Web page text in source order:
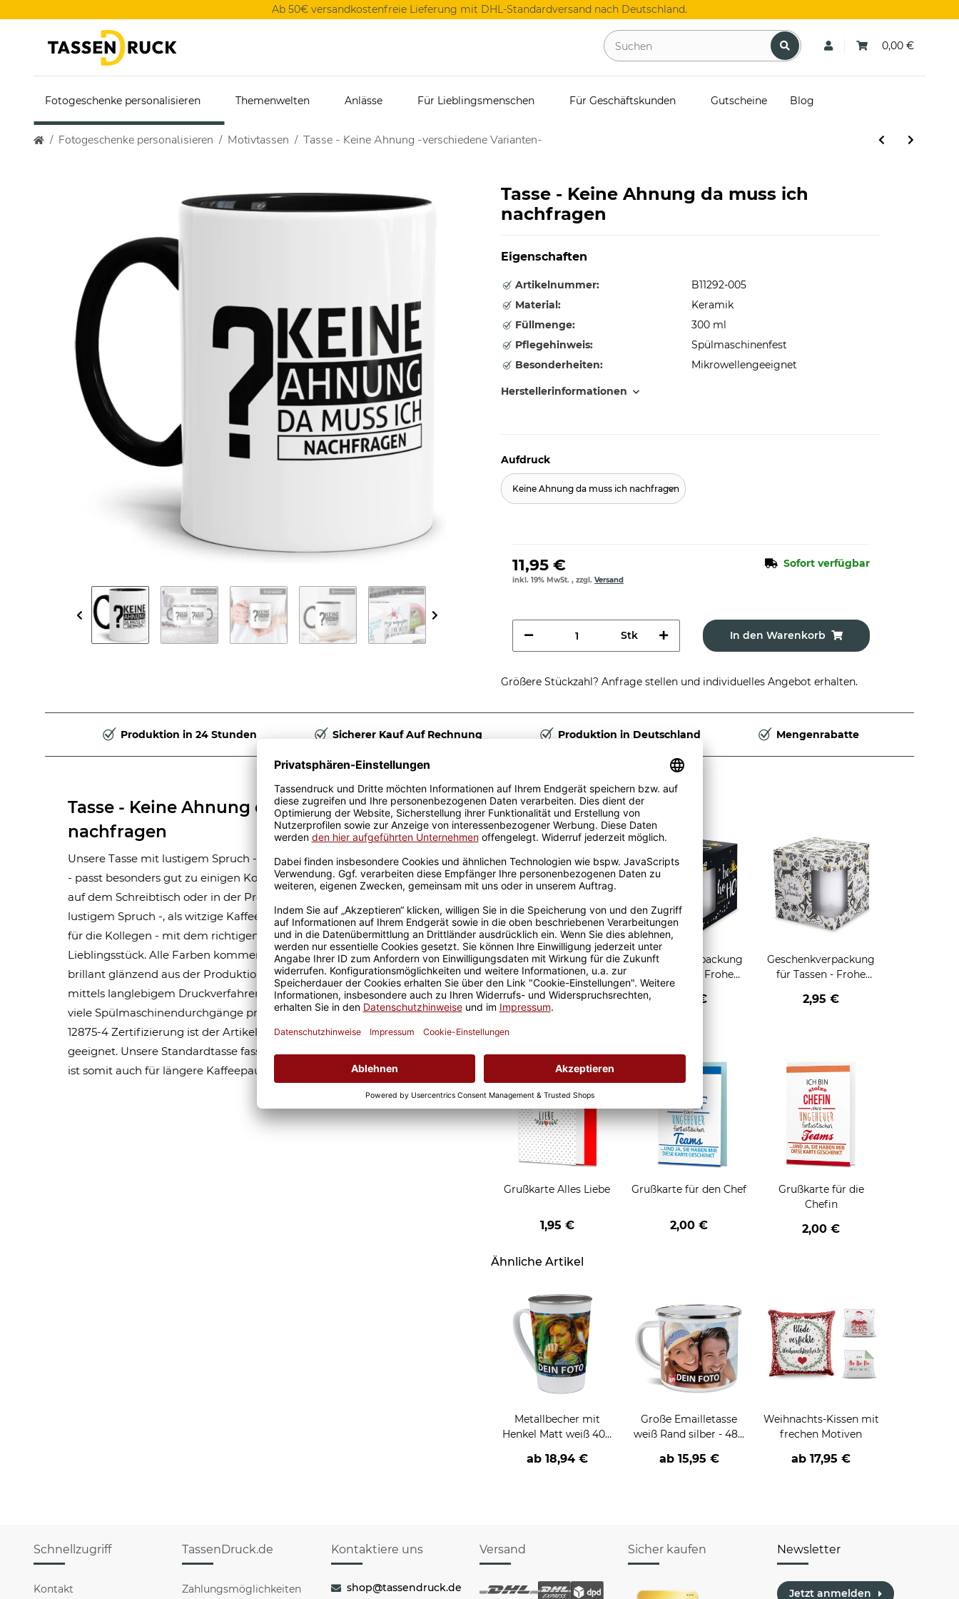
Ab 50€ versandkostenfreie Lieferung mit DHL-Standardversand nach Deutschland.
0,00 €
Fotogeschenke personalisieren Themenwelten Anlässe Für Lieblingsmenschen Für Geschäftskunden Gutscheine Blog
Fotogeschenke personalisieren Motivtassen Tasse - Keine Ahnung -verschiedene Varianten-
Tasse - Keine Ahnung da muss ich
nachfragen
Eigenschaften
Artikelnummer:
B11292-005
Material:
Keramik
Füllmenge:
300 ml
Pflegehinweis:
Spülmaschinenfest
Besonderheiten:
Mikrowellengeeignet
Herstellerinformationen
Aufdruck
Keine Ahnung da muss ich nachfragen
11,95 € Sofort verfügbar
inkl. 19% MwSt. , zzgl. Versand
Stk In den Warenkorb
Größere Stückzahl? Anfrage stellen und individuelles Angebot erhalten.
Produktion in 24 Stunden Sicherer Kauf Auf Rechnung Produktion in Deutschland Mengenrabatte
Tasse - Keine Ahnung da muss ich
nachfragen
Unsere Tasse mit lustigem Spruch - Keine Ahnung da muss ich nachfragen
- passt besonders gut zu einigen Kollegen und macht sich hervorragend
auf dem Schreibtisch oder in der Produktion. Ob als Bürotasse mit
lustigem Spruch -, als witzige Kaffeetasse für zuhause oder als Geschenk
für die Kollegen - mit dem richtigen Spruch drauf wird sie zum neuen
Lieblingsstück. Alle Farben kommen äußerst realistisch, lebhaft und
brillant glänzend aus der Produktion. Die robuste Keramiktasse wird dabei
mittels langlebigem Druckverfahren bedruckt, wodurch das Motiv auch
viele Spülmaschinendurchgänge problemlos übersteht. Dank der BS EN
12875-4 Zertifizierung ist der Artikel auch für die Mikrowellennutzung
geeignet. Unsere Standardtasse fasst rund 0,4l (Höhe 9,5cm, Ø 8cm) und
ist somit auch für längere Kaffeepausen bestens geeignet.
Passende Verpackungen
Geschenkverpackung
für Tassen - Frohe
Weihnachten - HO HO
HO - rot
2,95 €
Geschenkverpackung
für Tassen - Frohe
Weihnachten - HO HO
HO - schwarz
2,95 €
Geschenkverpackung
für Tassen - Frohe
2,95 €
Grußkarten zum Verschenken
Grußkarte Alles Liebe
1,95 €
Grußkarte für den Chef
2,00 €
Grußkarte für die
Chefin
2,00 €
Ähnliche Artikel
Metallbecher mit
Henkel Matt weiß 400
ab 18,94 €
Große Emailletasse
weiß Rand silber - 480
ab 15,95 €
Weihnachts-Kissen mit
frechen Motiven
ab17,95 €
Schnellzugriff
Kontakt
TassenDruck.de
Zahlungsmöglichkeiten
Kontaktiere uns
shop@tassendruck.de
Versand Sicher kaufen Newsletter
Jetzt anmelden